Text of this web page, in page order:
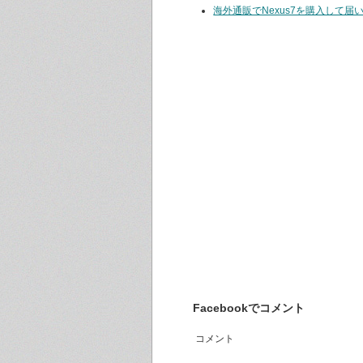
海外通販でNexus7を購入して届
Facebookでコメント
コメント